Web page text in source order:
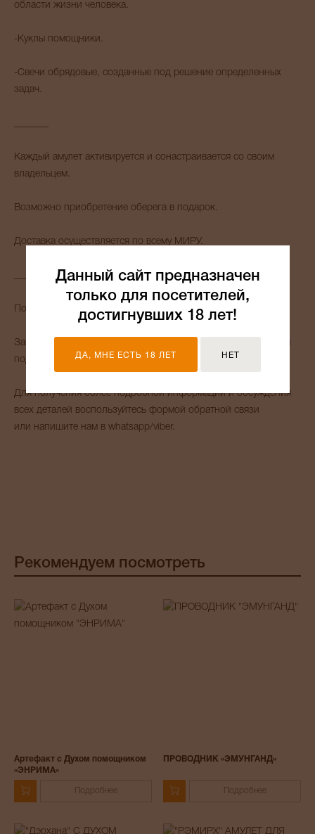
области жизни человека.
-Куклы помощники.
-Свечи обрядовые, созданные под решение определенных
задач.
Каждый амулет активируется и сонастраивается со своим
владельцем.
Возможно приобретение оберега в подарок.
Доставка осуществляется по всему МИРУ.
Помогу с выбором амулета для Вас и Ваших близких.
Занимаюсь изготовлением индивидуальных предметов силы
под нужную Вам задачу и результат и принимаю заказы.
Для получения более подробной информации и обсуждения
всех деталей воспользуйтесь формой обратной связи
или напишите нам в whatsapp/viber.
Рекомендуем посмотреть
Артефакт с Духом помощником
«ЭНРИМА»
Подробнее
ПРОВОДНИК «ЭМУНГАНД»
Подробнее
Данный сайт предназначен
только для посетителей,
достигнувших 18 лет!
ДА, МНЕ ЕСТЬ 18 ЛЕТ НЕТ